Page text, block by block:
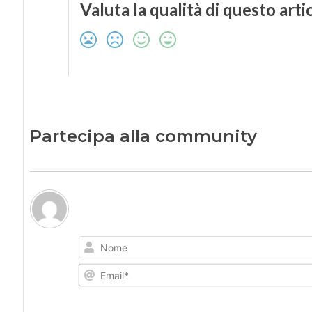
Valuta la qualità di questo
Partecipa alla community